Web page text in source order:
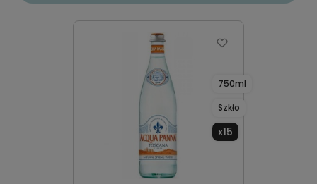
750ml
Szkło
x15